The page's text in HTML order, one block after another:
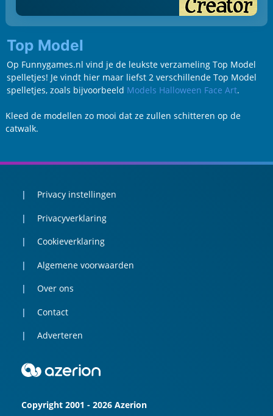
Top Model
Op Funnygames.nl vind je de leukste verzameling Top Model
spelletjes! Je vindt hier maar liefst 2 verschillende Top Model
spelletjes, zoals bijvoorbeeld Models Halloween Face Art.
Kleed de modellen zo mooi dat ze zullen schitteren op de
catwalk.
Privacy instellingen
Privacyverklaring
Cookieverklaring
Algemene voorwaarden
Over ons
Contact
Adverteren
Copyright 2001 - 2026 Azerion